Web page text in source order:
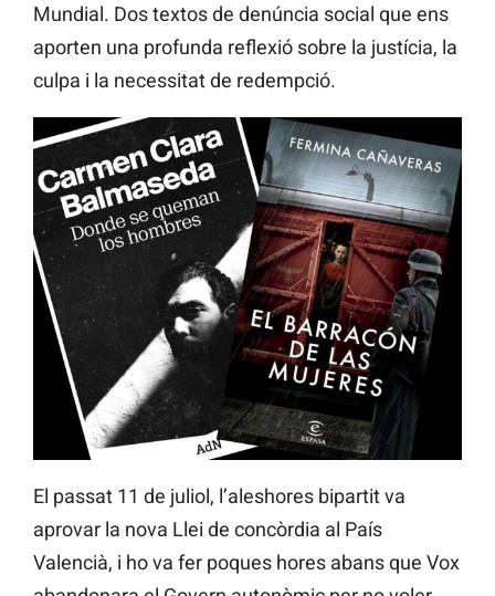
Mundial. Dos textos de denúncia social que ens
aporten una profunda reflexió sobre la justícia, la
culpa i la necessitat de redempció.
El passat 11 de juliol, l’aleshores bipartit va
aprovar la nova Llei de concòrdia al País
Valencià, i ho va fer poques hores abans que Vox